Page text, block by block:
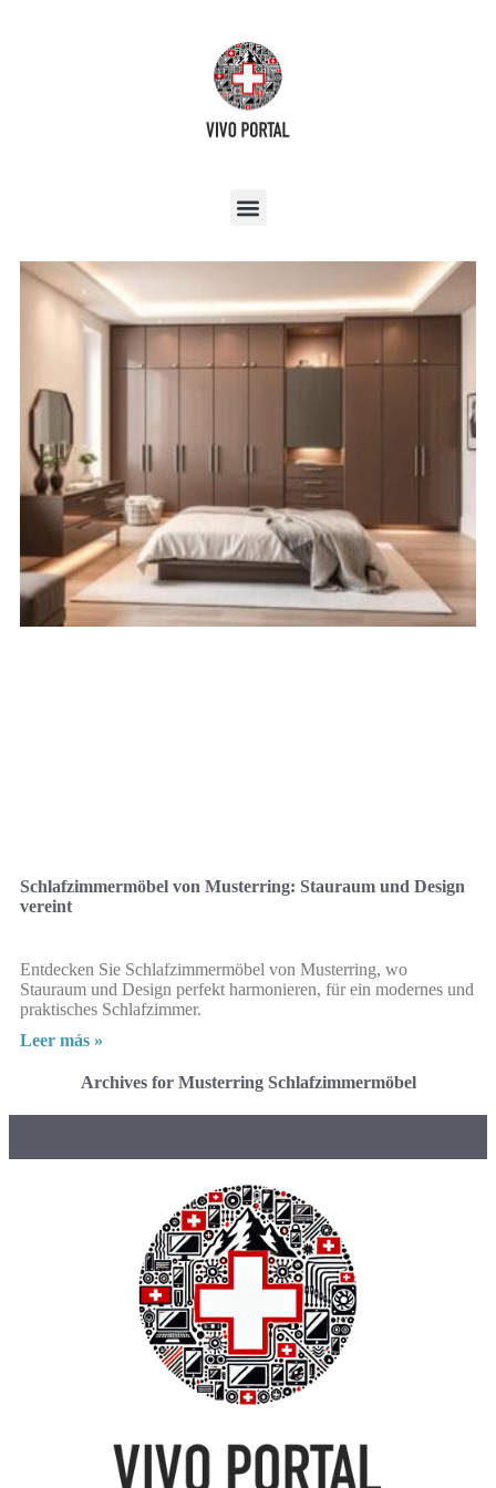
Schlafzimmermöbel von Musterring: Stauraum und Design
vereint
Entdecken Sie Schlafzimmermöbel von Musterring, wo
Stauraum und Design perfekt harmonieren, für ein modernes und
praktisches Schlafzimmer.
Leer más »
Archives for Musterring Schlafzimmermöbel